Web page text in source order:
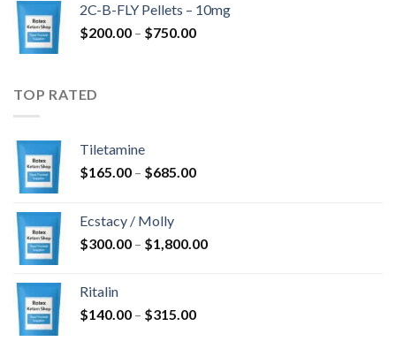
$1,385.00
2C-B-FLY Pellets – 10mg
$200.00 – $750.00Hinnavahemik:
TOP RATED
Tiletamine
$165.00 – $685.00Hinnavahemik:
Ecstacy / Molly
$300.00 – $1,800.00Hinnavahemik:
Ritalin
$140.00 – $315.00Hinnavahemik: